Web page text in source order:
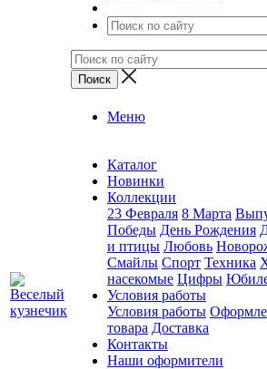
Меню
Каталог
Новинки
Коллекции
23 Февраля 8 Марта
Победы День Рождения
и птицы Любовь
Смайлы Спорт Техника
насекомые Цифры
Условия работы
Условия работы
товара Доставка
Контакты
Наши оформители